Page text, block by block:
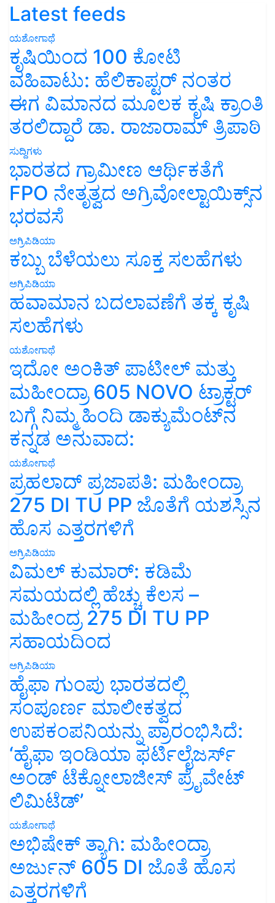
Latest feeds
ಯಶೋಗಾಥೆ
ಕೃಷಿಯಿಂದ 100 ಕೋಟಿ
ವಹಿವಾಟು: ಹೆಲಿಕಾಪ್ಟರ್ ನಂತರ
ಈಗ ವಿಮಾನದ ಮೂಲಕ ಕೃಷಿ ಕ್ರಾಂತಿ
ತರಲಿದ್ದಾರೆ ಡಾ. ರಾಜಾರಾಮ್ ತ್ರಿಪಾಠಿ
ಸುದ್ದಿಗಳು
ಭಾರತದ ಗ್ರಾಮೀಣ ಆರ್ಥಿಕತೆಗೆ
FPO ನೇತೃತ್ವದ ಅಗ್ರಿವೋಲ್ಟಾಯಿಕ್ಸ್‌ನ
ಭರವಸೆ
ಅಗ್ರಿಪಿಡಿಯಾ
ಕಬ್ಬು ಬೆಳೆಯಲು ಸೂಕ್ತ ಸಲಹೆಗಳು
ಅಗ್ರಿಪಿಡಿಯಾ
ಹವಾಮಾನ ಬದಲಾವಣೆಗೆ ತಕ್ಕ ಕೃಷಿ
ಸಲಹೆಗಳು
ಯಶೋಗಾಥೆ
ಇದೋ ಅಂಕಿತ್ ಪಾಟೀಲ್ ಮತ್ತು
ಮಹೀಂದ್ರಾ 605 NOVO ಟ್ರಾಕ್ಟರ್
ಬಗ್ಗೆ ನಿಮ್ಮ ಹಿಂದಿ ಡಾಕ್ಯುಮೆಂಟ್‌ನ
ಕನ್ನಡ ಅನುವಾದ:
ಯಶೋಗಾಥೆ
ಪ್ರಹಲಾದ್ ಪ್ರಜಾಪತಿ: ಮಹೀಂದ್ರಾ
275 DI TU PP ಜೊತೆಗೆ ಯಶಸ್ಸಿನ
ಹೊಸ ಎತ್ತರಗಳಿಗೆ
ಅಗ್ರಿಪಿಡಿಯಾ
ವಿಮಲ್ ಕುಮಾರ್: ಕಡಿಮೆ
ಸಮಯದಲ್ಲಿ ಹೆಚ್ಚು ಕೆಲಸ –
ಮಹೀಂದ್ರ 275 DI TU PP
ಸಹಾಯದಿಂದ
ಅಗ್ರಿಪಿಡಿಯಾ
ಹೈಫಾ ಗುಂಪು ಭಾರತದಲ್ಲಿ
ಸಂಪೂರ್ಣ ಮಾಲೀಕತ್ವದ
ಉಪಕಂಪನಿಯನ್ನು ಪ್ರಾರಂಭಿಸಿದೆ:
‘ಹೈಫಾ ಇಂಡಿಯಾ ಫರ್ಟಿಲೈಜರ್ಸ್
ಅಂಡ್ ಟೆಕ್ನೋಲಾಜೀಸ್ ಪ್ರೈವೇಟ್
ಲಿಮಿಟೆಡ್’
ಯಶೋಗಾಥೆ
ಅಭಿಷೇಕ್ ತ್ಯಾಗಿ: ಮಹೀಂದ್ರಾ
ಅರ್ಜುನ್ 605 DI ಜೊತೆ ಹೊಸ
ಎತ್ತರಗಳಿಗೆ